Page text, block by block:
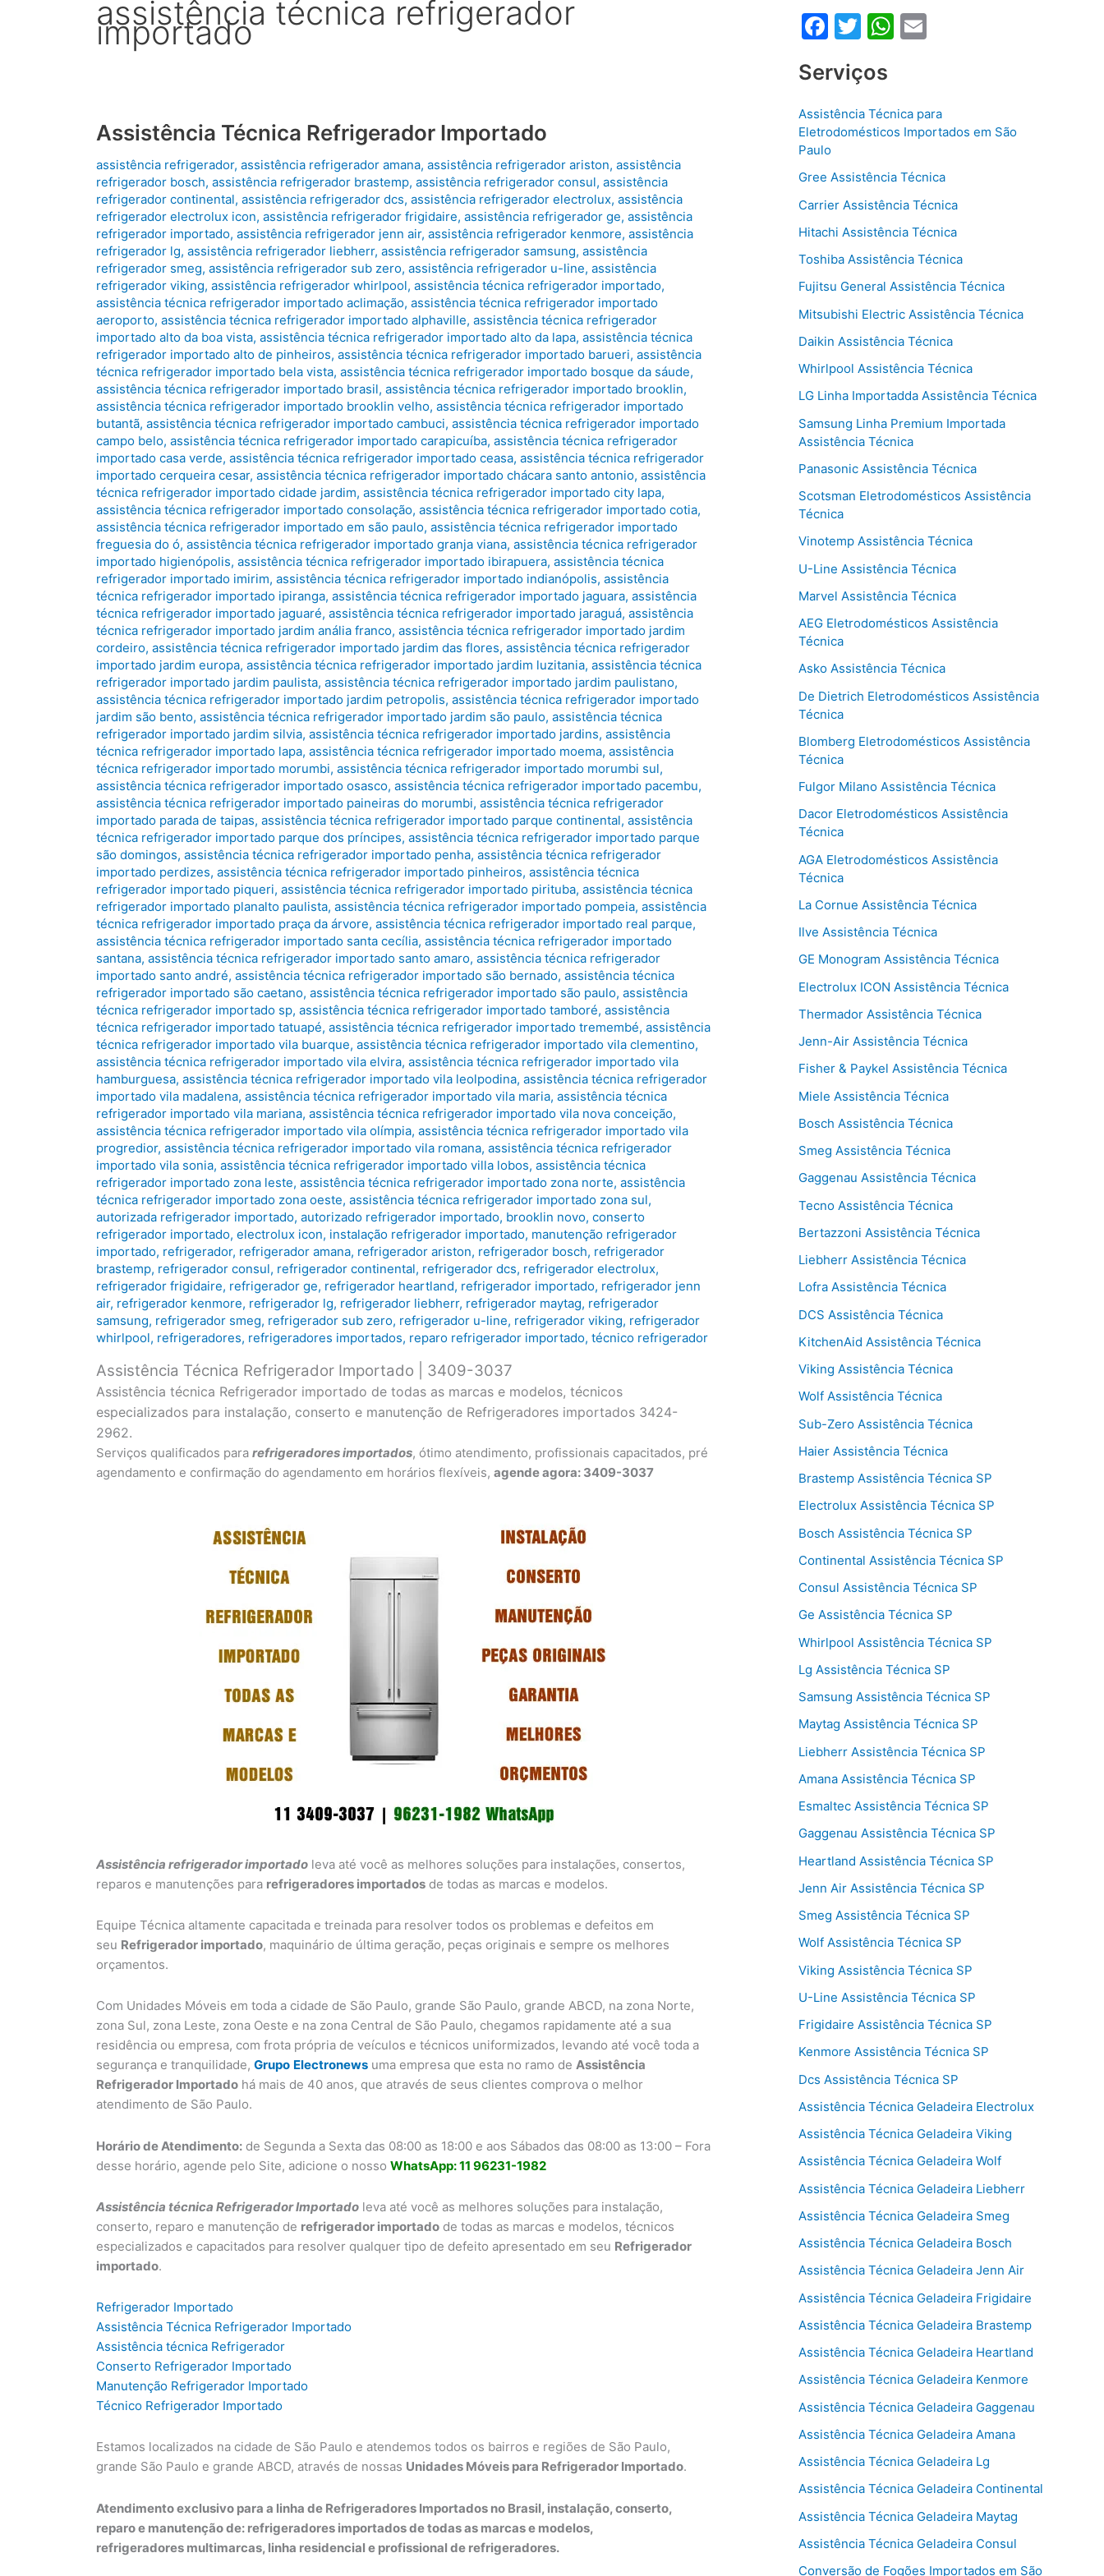
assistência técnica refrigerador
importado
Assistência Técnica Refrigerador Importado
assistência refrigerador, assistência refrigerador amana, assistência refrigerador ariston, assistência
refrigerador bosch, assistência refrigerador brastemp, assistência refrigerador consul, assistência
refrigerador continental, assistência refrigerador dcs, assistência refrigerador electrolux, assistência
refrigerador electrolux icon, assistência refrigerador frigidaire, assistência refrigerador ge, assistência
refrigerador importado, assistência refrigerador jenn air, assistência refrigerador kenmore, assistência
refrigerador lg, assistência refrigerador liebherr, assistência refrigerador samsung, assistência
refrigerador smeg, assistência refrigerador sub zero, assistência refrigerador u-line, assistência
refrigerador viking, assistência refrigerador whirlpool, assistência técnica refrigerador importado,
assistência técnica refrigerador importado aclimação, assistência técnica refrigerador importado
aeroporto, assistência técnica refrigerador importado alphaville, assistência técnica refrigerador
importado alto da boa vista, assistência técnica refrigerador importado alto da lapa, assistência técnica
refrigerador importado alto de pinheiros, assistência técnica refrigerador importado barueri, assistência
técnica refrigerador importado bela vista, assistência técnica refrigerador importado bosque da sáude,
assistência técnica refrigerador importado brasil, assistência técnica refrigerador importado brooklin,
assistência técnica refrigerador importado brooklin velho, assistência técnica refrigerador importado
butantã, assistência técnica refrigerador importado cambuci, assistência técnica refrigerador importado
campo belo, assistência técnica refrigerador importado carapicuíba, assistência técnica refrigerador
importado casa verde, assistência técnica refrigerador importado ceasa, assistência técnica refrigerador
importado cerqueira cesar, assistência técnica refrigerador importado chácara santo antonio, assistência
técnica refrigerador importado cidade jardim, assistência técnica refrigerador importado city lapa,
assistência técnica refrigerador importado consolação, assistência técnica refrigerador importado cotia,
assistência técnica refrigerador importado em são paulo, assistência técnica refrigerador importado
freguesia do ó, assistência técnica refrigerador importado granja viana, assistência técnica refrigerador
importado higienópolis, assistência técnica refrigerador importado ibirapuera, assistência técnica
refrigerador importado imirim, assistência técnica refrigerador importado indianópolis, assistência
técnica refrigerador importado ipiranga, assistência técnica refrigerador importado jaguara, assistência
técnica refrigerador importado jaguaré, assistência técnica refrigerador importado jaraguá, assistência
técnica refrigerador importado jardim anália franco, assistência técnica refrigerador importado jardim
cordeiro, assistência técnica refrigerador importado jardim das flores, assistência técnica refrigerador
importado jardim europa, assistência técnica refrigerador importado jardim luzitania, assistência técnica
refrigerador importado jardim paulista, assistência técnica refrigerador importado jardim paulistano,
assistência técnica refrigerador importado jardim petropolis, assistência técnica refrigerador importado
jardim são bento, assistência técnica refrigerador importado jardim são paulo, assistência técnica
refrigerador importado jardim silvia, assistência técnica refrigerador importado jardins, assistência
técnica refrigerador importado lapa, assistência técnica refrigerador importado moema, assistência
técnica refrigerador importado morumbi, assistência técnica refrigerador importado morumbi sul,
assistência técnica refrigerador importado osasco, assistência técnica refrigerador importado pacembu,
assistência técnica refrigerador importado paineiras do morumbi, assistência técnica refrigerador
importado parada de taipas, assistência técnica refrigerador importado parque continental, assistência
técnica refrigerador importado parque dos príncipes, assistência técnica refrigerador importado parque
são domingos, assistência técnica refrigerador importado penha, assistência técnica refrigerador
importado perdizes, assistência técnica refrigerador importado pinheiros, assistência técnica
refrigerador importado piqueri, assistência técnica refrigerador importado pirituba, assistência técnica
refrigerador importado planalto paulista, assistência técnica refrigerador importado pompeia, assistência
técnica refrigerador importado praça da árvore, assistência técnica refrigerador importado real parque,
assistência técnica refrigerador importado santa cecília, assistência técnica refrigerador importado
santana, assistência técnica refrigerador importado santo amaro, assistência técnica refrigerador
importado santo andré, assistência técnica refrigerador importado são bernado, assistência técnica
refrigerador importado são caetano, assistência técnica refrigerador importado são paulo, assistência
técnica refrigerador importado sp, assistência técnica refrigerador importado tamboré, assistência
técnica refrigerador importado tatuapé, assistência técnica refrigerador importado tremembé, assistência
técnica refrigerador importado vila buarque, assistência técnica refrigerador importado vila clementino,
assistência técnica refrigerador importado vila elvira, assistência técnica refrigerador importado vila
hamburguesa, assistência técnica refrigerador importado vila leolpodina, assistência técnica refrigerador
importado vila madalena, assistência técnica refrigerador importado vila maria, assistência técnica
refrigerador importado vila mariana, assistência técnica refrigerador importado vila nova conceição,
assistência técnica refrigerador importado vila olímpia, assistência técnica refrigerador importado vila
progredior, assistência técnica refrigerador importado vila romana, assistência técnica refrigerador
importado vila sonia, assistência técnica refrigerador importado villa lobos, assistência técnica
refrigerador importado zona leste, assistência técnica refrigerador importado zona norte, assistência
técnica refrigerador importado zona oeste, assistência técnica refrigerador importado zona sul,
autorizada refrigerador importado, autorizado refrigerador importado, brooklin novo, conserto
refrigerador importado, electrolux icon, instalação refrigerador importado, manutenção refrigerador
importado, refrigerador, refrigerador amana, refrigerador ariston, refrigerador bosch, refrigerador
brastemp, refrigerador consul, refrigerador continental, refrigerador dcs, refrigerador electrolux,
refrigerador frigidaire, refrigerador ge, refrigerador heartland, refrigerador importado, refrigerador jenn
air, refrigerador kenmore, refrigerador lg, refrigerador liebherr, refrigerador maytag, refrigerador
samsung, refrigerador smeg, refrigerador sub zero, refrigerador u-line, refrigerador viking, refrigerador
whirlpool, refrigeradores, refrigeradores importados, reparo refrigerador importado, técnico refrigerador
Assistência Técnica Refrigerador Importado | 3409-3037
Assistência técnica Refrigerador importado de todas as marcas e modelos, técnicos
especializados para instalação, conserto e manutenção de Refrigeradores importados 3424-
2962.
Serviços qualificados para refrigeradoresimportados, ótimo atendimento, profissionais capacitados, pré
agendamento e confirmação do agendamento em horários flexíveis, agende agora: 3409-3037
Assistência refrigerador importado leva até você as melhores soluções para instalações, consertos,
reparos e manutenções para refrigeradores importados de todas as marcas e modelos.
Equipe Técnica altamente capacitada e treinada para resolver todos os problemas e defeitos em
seu Refrigerador importado, maquinário de última geração, peças originais e sempre os melhores
orçamentos.
Com Unidades Móveis em toda a cidade de São Paulo, grande São Paulo, grande ABCD, na zona Norte,
zona Sul, zona Leste, zona Oeste e na zona Central de São Paulo, chegamos rapidamente até a sua
residência ou empresa, com frota própria de veículos e técnicos uniformizados, levando até você toda a
segurança e tranquilidade, Grupo Electronews uma empresa que esta no ramo de Assistência
Refrigerador Importado há mais de 40 anos, que através de seus clientes comprova o melhor
atendimento de São Paulo.
Horário de Atendimento: de Segunda a Sexta das 08:00 as 18:00 e aos Sábados das 08:00 as 13:00 – Fora
desse horário, agende pelo Site, adicione o nosso WhatsApp: 11 96231-1982
Assistência técnica Refrigerador Importado leva até você as melhores soluções para instalação,
conserto, reparo e manutenção de refrigerador importado de todas as marcas e modelos, técnicos
especializados e capacitados para resolver qualquer tipo de defeito apresentado em seu Refrigerador
importado.
Refrigerador Importado
Assistência Técnica Refrigerador Importado
Assistência técnica Refrigerador
Conserto Refrigerador Importado
Manutenção Refrigerador Importado
Técnico Refrigerador Importado
Estamos localizados na cidade de São Paulo e atendemos todos os bairros e regiões de São Paulo,
grande São Paulo e grande ABCD, através de nossas Unidades Móveis para Refrigerador Importado.
Atendimento exclusivo para a linha de Refrigeradores Importados no Brasil, instalação, conserto,
reparo e manutenção de: refrigeradores importados de todas as marcas e modelos,
refrigeradores multimarcas, linha residencial e profissional de refrigeradores.
F
c
e
b
o
o
k
T
itt
er
W
s
A
p
l
Serviços
Assistência Técnica para
Eletrodomésticos Importados em São
Paulo
Gree Assistência Técnica
Carrier Assistência Técnica
Hitachi Assistência Técnica
Toshiba Assistência Técnica
Fujitsu General Assistência Técnica
Mitsubishi Electric Assistência Técnica
Daikin Assistência Técnica
Whirlpool Assistência Técnica
LG Linha Importadda Assistência Técnica
Samsung Linha Premium Importada
Assistência Técnica
Panasonic Assistência Técnica
Scotsman Eletrodomésticos Assistência
Técnica
Vinotemp Assistência Técnica
U-Line Assistência Técnica
Marvel Assistência Técnica
AEG Eletrodomésticos Assistência
Técnica
Asko Assistência Técnica
De Dietrich Eletrodomésticos Assistência
Técnica
Blomberg Eletrodomésticos Assistência
Técnica
Fulgor Milano Assistência Técnica
Dacor Eletrodomésticos Assistência
Técnica
AGA Eletrodomésticos Assistência
Técnica
La Cornue Assistência Técnica
Ilve Assistência Técnica
GE Monogram Assistência Técnica
Electrolux ICON Assistência Técnica
Thermador Assistência Técnica
Jenn-Air Assistência Técnica
Fisher & Paykel Assistência Técnica
Miele Assistência Técnica
Bosch Assistência Técnica
Smeg Assistência Técnica
Gaggenau Assistência Técnica
Tecno Assistência Técnica
Bertazzoni Assistência Técnica
Liebherr Assistência Técnica
Lofra Assistência Técnica
DCS Assistência Técnica
KitchenAid Assistência Técnica
Viking Assistência Técnica
Wolf Assistência Técnica
Sub-Zero Assistência Técnica
Haier Assistência Técnica
Brastemp Assistência Técnica SP
Electrolux Assistência Técnica SP
Bosch Assistência Técnica SP
Continental Assistência Técnica SP
Consul Assistência Técnica SP
Ge Assistência Técnica SP
Whirlpool Assistência Técnica SP
Lg Assistência Técnica SP
Samsung Assistência Técnica SP
Maytag Assistência Técnica SP
Liebherr Assistência Técnica SP
Amana Assistência Técnica SP
Esmaltec Assistência Técnica SP
Gaggenau Assistência Técnica SP
Heartland Assistência Técnica SP
Jenn Air Assistência Técnica SP
Smeg Assistência Técnica SP
Wolf Assistência Técnica SP
Viking Assistência Técnica SP
U-Line Assistência Técnica SP
Frigidaire Assistência Técnica SP
Kenmore Assistência Técnica SP
Dcs Assistência Técnica SP
Assistência Técnica Geladeira Electrolux
Assistência Técnica Geladeira Viking
Assistência Técnica Geladeira Wolf
Assistência Técnica Geladeira Liebherr
Assistência Técnica Geladeira Smeg
Assistência Técnica Geladeira Bosch
Assistência Técnica Geladeira Jenn Air
Assistência Técnica Geladeira Frigidaire
Assistência Técnica Geladeira Brastemp
Assistência Técnica Geladeira Heartland
Assistência Técnica Geladeira Kenmore
Assistência Técnica Geladeira Gaggenau
Assistência Técnica Geladeira Amana
Assistência Técnica Geladeira Lg
Assistência Técnica Geladeira Continental
Assistência Técnica Geladeira Maytag
Assistência Técnica Geladeira Consul
Conversão de Fogões Importados em São